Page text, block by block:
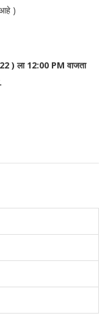
आहे )
) ला 12:00 PM वाजता